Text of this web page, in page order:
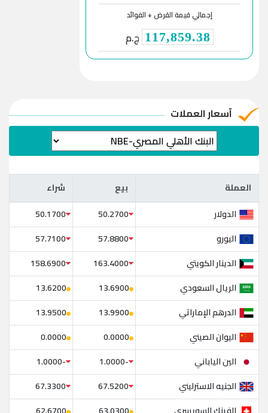
إجمالي قيمة القرض + الفوائد
117,859.38 ج.م
آسعار العملات
العملة بيع شراء العملة بيع
شراء
الدولار
50.2700
50.1700
اليورو
57.8800
57.7100
الدينار الكويتي
163.4000
158.6900
الريال السعودي
13.6900
13.6200
الدرهم الإماراتي
13.9900
13.9500
اليوان الصيني
0.0000
0.0000
الين الياباني
-1.0000
-1.0000
الجنيه الاسترليني
67.5200
67.3300